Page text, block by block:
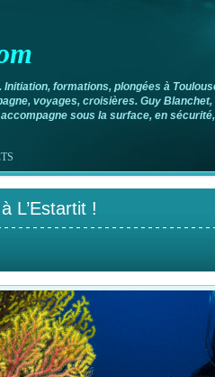
Initiation, formations, plongées à
voyages, croisières. Guy Blanchet,
sous la surface, en
L’Estartit !